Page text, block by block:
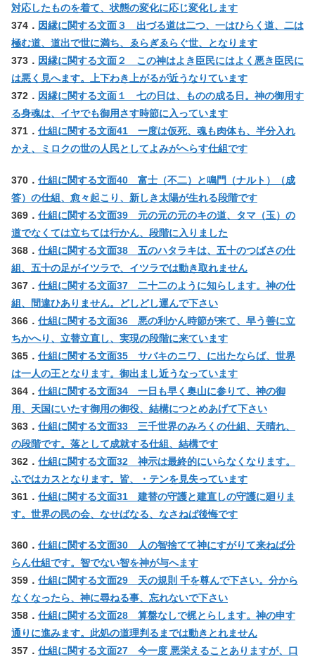
対応したものを着て、状態の変化に応じ変化します
374． 因縁に関する文面３ 出づる道は二つ、一はひらく道、二は
極む道、道出で世に満ち、ゑらぎゑらぐ世、となります
373． 因縁に関する文面２ この神はよき臣民にはよく悪き臣民に
は悪く見へます。上下わき上がるが近うなりています
372． 因縁に関する文面１ 七の日は、ものの成る日。神の御用す
る身魂は、イヤでも御用さす時節に入っています
371． 仕組に関する文面41 一度は仮死、魂も肉体も、半分入れ
かえ、ミロクの世の人民としてよみがへらす仕組です
370． 仕組に関する文面40 富士（不二）と鳴門（ナルト）（成
答）の仕組、愈々起こり、新しき太陽が生れる段階です
369． 仕組に関する文面39 元の元の元のキの道、タマ（玉）の
道でなくては立ちては行かん、段階に入りました
368． 仕組に関する文面38 五のハタラキは、五十のつばさの仕
組、五十の足がイツラで、イツラでは動き取れません
367． 仕組に関する文面37 二十二のように知らします。神の仕
組、間違ひありません。どしどし運んで下さい
366． 仕組に関する文面36 悪の利かん時節が来て、早う善に立
ちかへり、立替立直し、実現の段階に来ています
365． 仕組に関する文面35 サバキのニワ、に出たならば、世界
は一人の王となります。御出まし近うなっています
364． 仕組に関する文面34 一日も早く奥山に参りて、神の御
用、天国にいたす御用の御役、結構につとめあげて下さい
363． 仕組に関する文面33 三千世界のみろくの仕組、天晴れ、
の段階です。落として成就する仕組、結構です
362． 仕組に関する文面32 神示は最終的にいらなくなります。
ふではカスとなります。皆、・テンを見失っています
361． 仕組に関する文面31 建替の守護と建直しの守護に廻りま
す。世界の民の会、なせばなる、なさねば後悔です
360． 仕組に関する文面30 人の智捨てて神にすがりて来ねば分
らん仕組です。智でない智を神が与へます
359． 仕組に関する文面29 天の規則 千を尊んで下さい。分から
なくなったら、神に尋ねる事、忘れないで下さい
358． 仕組に関する文面28 算盤なしで梶とらします。神の申す
通りに進みます。此処の道理判るまでは動きとれません
357． 仕組に関する文面27 今一度 悪栄えることありますが、口